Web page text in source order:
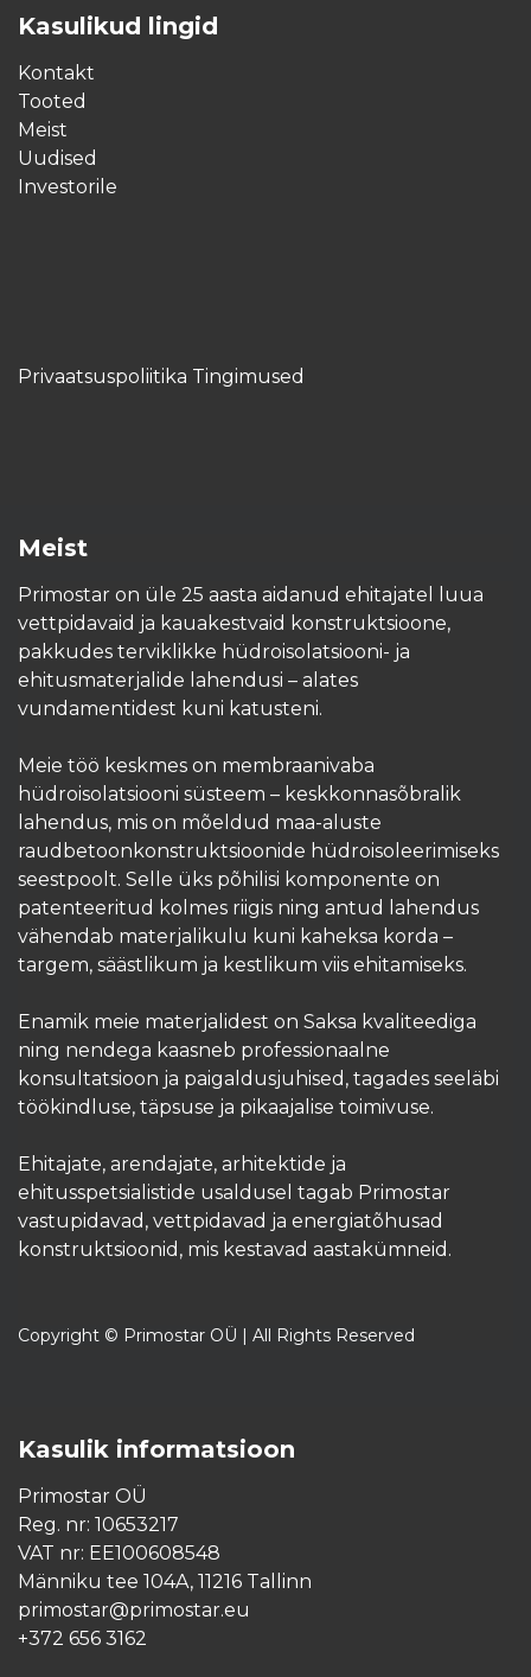
Kasulikud lingid
Kontakt
Tooted
Meist
Uudised
Investorile
Privaatsuspoliitika Tingimused
Meist
Primostar on üle 25 aasta aidanud ehitajatel luua
vettpidavaid ja kauakestvaid konstruktsioone,
pakkudes terviklikke hüdroisolatsiooni- ja
ehitusmaterjalide lahendusi – alates
vundamentidest kuni katusteni.
Meie töö keskmes on membraanivaba
hüdroisolatsiooni süsteem – keskkonnasõbralik
lahendus, mis on mõeldud maa-aluste
raudbetoonkonstruktsioonide hüdroisoleerimiseks
seestpoolt. Selle üks põhilisi komponente on
patenteeritud kolmes riigis ning antud lahendus
vähendab materjalikulu kuni kaheksa korda –
targem, säästlikum ja kestlikum viis ehitamiseks.
Enamik meie materjalidest on Saksa kvaliteediga
ning nendega kaasneb professionaalne
konsultatsioon ja paigaldusjuhised, tagades seeläbi
töökindluse, täpsuse ja pikaajalise toimivuse.
Ehitajate, arendajate, arhitektide ja
ehitusspetsialistide usaldusel tagab Primostar
vastupidavad, vettpidavad ja energiatõhusad
konstruktsioonid, mis kestavad aastakümneid.​
Copyright © Primostar OÜ | All Rights Reserved
Kasulik informatsioon
Primostar OÜ
Reg. nr: 10653217
VAT nr: EE100608548
Männiku tee 104A, 11216 Tallinn
primostar@primostar.eu
+372 656 3162